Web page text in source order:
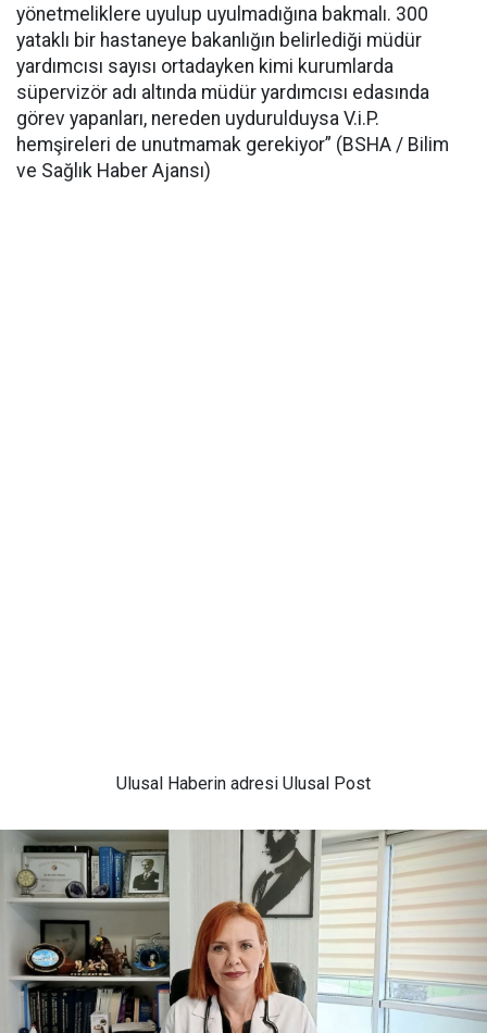
yönetmeliklere uyulup uyulmadığına bakmalı. 300
yataklı bir hastaneye bakanlığın belirlediği müdür
yardımcısı sayısı ortadayken kimi kurumlarda
süpervizör adı altında müdür yardımcısı edasında
görev yapanları, nereden uydurulduysa V.i.P.
hemşireleri de unutmamak gerekiyor” (BSHA / Bilim
ve Sağlık Haber Ajansı)
Ulusal Haberin adresi Ulusal Post